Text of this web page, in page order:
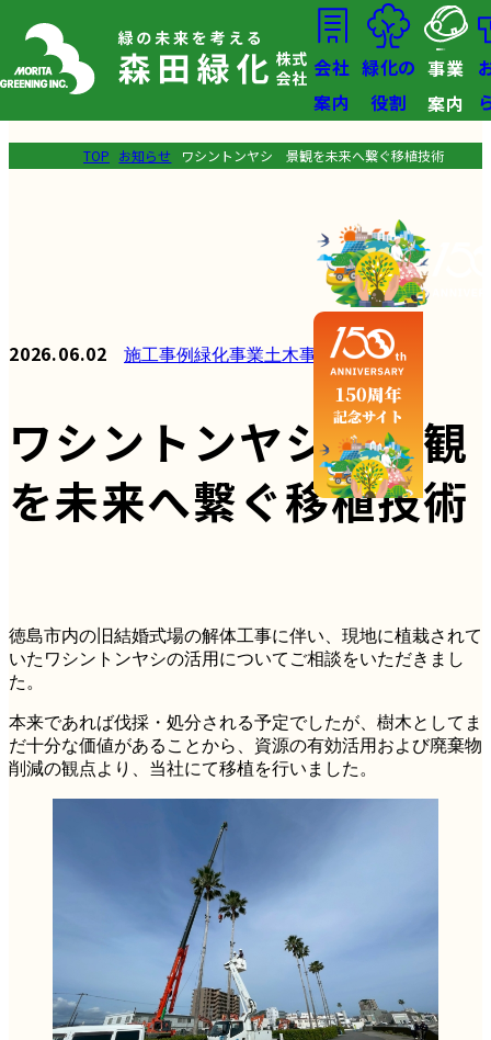
会社
案内
緑化の
役割
事業
案内
TOP お知らせ ワシントンヤシ 景観を未来へ繋ぐ移植技術
ワシントンヤシ 景観
を未来へ繋ぐ移植技術
2026.06.02 施工事例緑化事業土木事業環境創造部
徳島市内の旧結婚式場の解体工事に伴い、現地に植栽されて
いたワシントンヤシの活用についてご相談をいただきまし
た。
本来であれば伐採・処分される予定でしたが、樹木としてま
だ十分な価値があることから、資源の有効活用および廃棄物
削減の観点より、当社にて移植を行いました。